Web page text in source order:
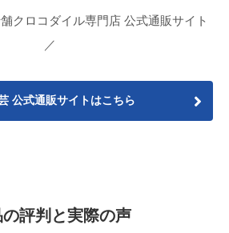
クロコダイル専門店 公式通販サイト
／
公式通販サイトはこちら
評判と実際の声